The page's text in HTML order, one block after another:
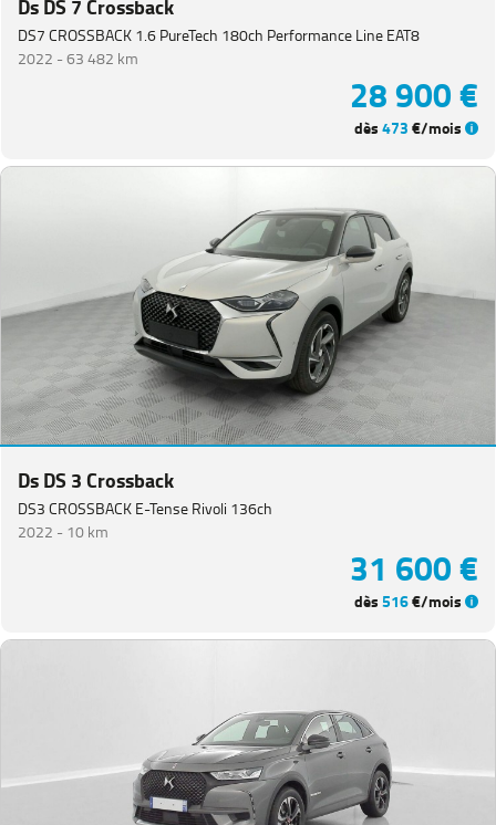
Ds DS 7 Crossback
DS7 CROSSBACK 1.6 PureTech 180ch Performance Line EAT8
2022 -63 482 km
28 900 €
dès473€/mois
Ds DS 3 Crossback
DS3 CROSSBACK E-Tense Rivoli 136ch
2022 - 10 km
31 600 €
dès516€/mois